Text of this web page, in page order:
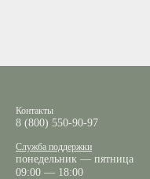
Контакты
8 (800) 550-90-97
Служба поддержки
понедельник — пятница
09:00 — 18:00